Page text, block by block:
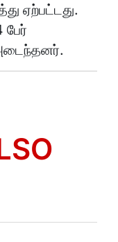
ஏற்பட்டது.